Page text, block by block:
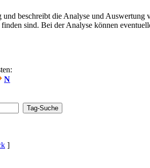
beschreibt die Analyse und Auswertung
sind. Bei der Analyse können
N
]